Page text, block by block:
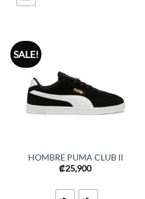
SALE!
HOMBRE PUMA CLUB II
₡25,900